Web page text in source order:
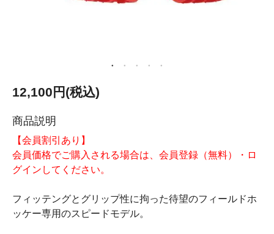
12,100円(税込)
商品説明
【会員割引あり】
会員価格でご購入される場合は、会員登録（無料）・ロ
グインしてください。
フィッテングとグリップ性に拘った待望のフィールドホ
ッケー専用のスピードモデル。